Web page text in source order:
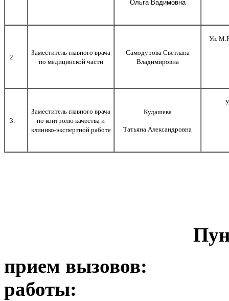
Ольга Вадимовна
2.
Заместитель главного врача
по медицинской части
Самодурова Светлана
Владимировна
Ул.
3.
Заместитель главного врача
по контролю качества и
клинико-экспертной работе
Кудашева
Татьяна Александровна
Пункт
прием
работы: